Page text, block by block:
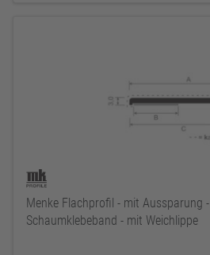
Menke Flachprofil - mit Aussparung -
Schaumklebeband - mit Weichlippe